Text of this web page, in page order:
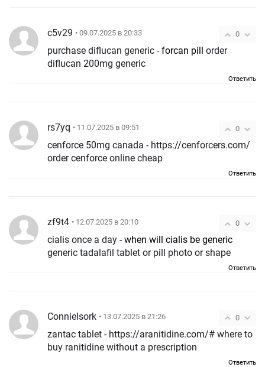
0
c5v29 • 09.07.2025 в 20:33
purchase diflucan generic -forcan pill
order
diflucan 200mg generic
Ответить
0
rs7yq • 11.07.2025 в 09:51
cenforce 50mg canada - https://cenforcers.com/
order cenforce online cheap
Ответить
0
zf9t4 • 12.07.2025 в 20:10
cialis once a day -when will cialis be generic
generic tadalafil tablet or pill photo or shape
Ответить
0
ConnieIsork • 13.07.2025 в 21:26
zantac tablet - https://aranitidine.com/# where to
buy ranitidine without a prescription
Ответить